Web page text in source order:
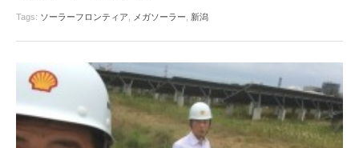
Tags: ソーラーフロンティア メガソーラー 新潟